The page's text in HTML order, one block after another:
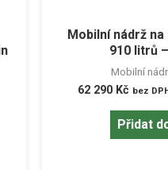
Mobilní nádrž
910 litrů
Mobilní
62 290 Kč bez
Přidat